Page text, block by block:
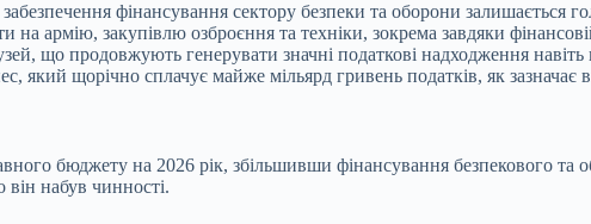
забезпечення фінансування сектору безпеки та оборони
на армію, закупівлю озброєння та техніки, зокрема завдяки
що продовжують генерувати значні податкові надходження
який щорічно сплачує майже мільярд гривень податків, як зазначає
бюджету на 2026 рік, збільшивши фінансування безпекового та
набув чинності.